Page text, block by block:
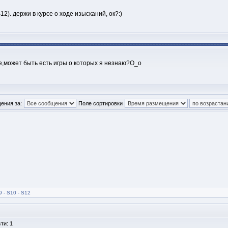
держи в курсе о ходе изысканий, ок?:)
быть есть игры о которых я незнаю?О_о
за: Поле сортировки
- S10 - S12
1